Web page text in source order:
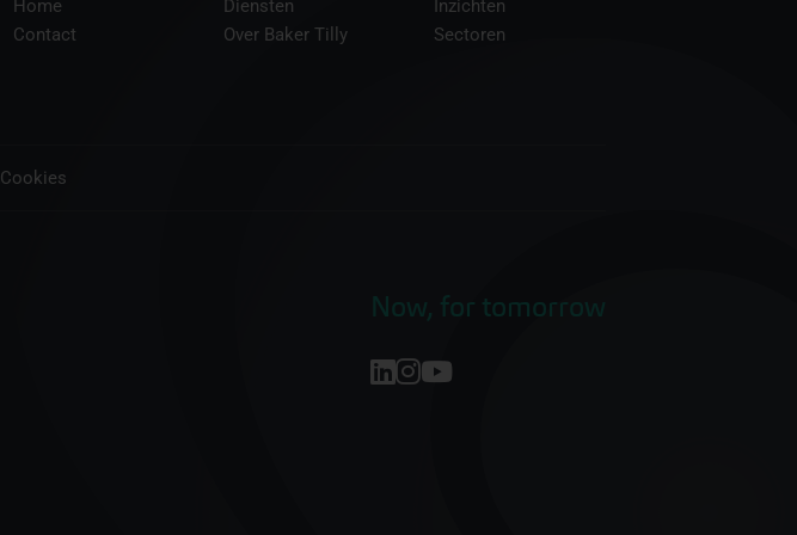
Home
Contact
Diensten
Over Baker Tilly
Inzichten
Sectoren
Cookies
Now, for tomorrow